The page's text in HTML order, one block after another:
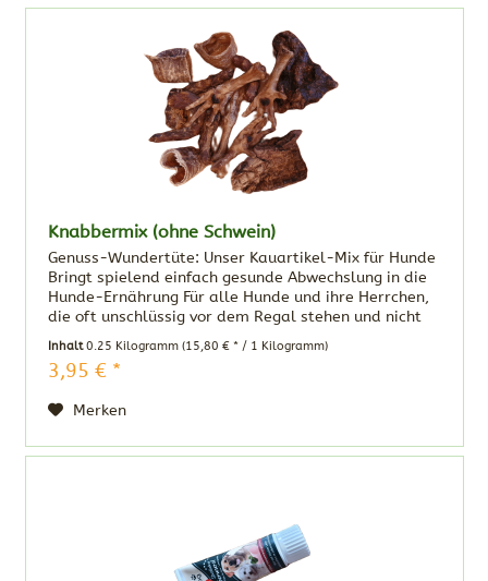
Knabbermix (ohne Schwein)
Genuss-Wundertüte: Unser Kauartikel-Mix für Hunde
Bringt spielend einfach gesunde Abwechslung in die
Hunde-Ernährung Für alle Hunde und ihre Herrchen,
die oft unschlüssig vor dem Regal stehen und nicht
wissen, wo sie zuerst hingreifen...
Inhalt0.25 Kilogramm (15,80 € * / 1 Kilogramm)
3,95 € *
Merken